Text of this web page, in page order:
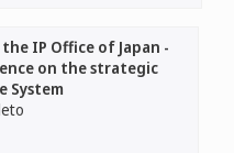
IP Office of Japan -
on the strategic
System